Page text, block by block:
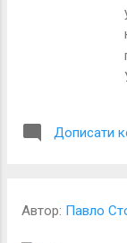
Дописати
Автор: Павло